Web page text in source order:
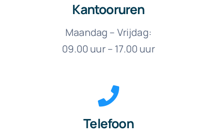
Kantooruren
Maandag – Vrijdag:
09.00 uur – 17.00 uur
Telefoon